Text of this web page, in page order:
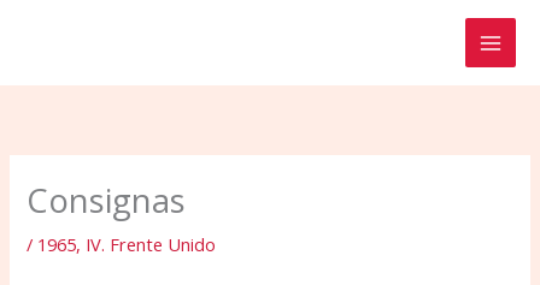
Consignas
/ 1965, IV. Frente Unido